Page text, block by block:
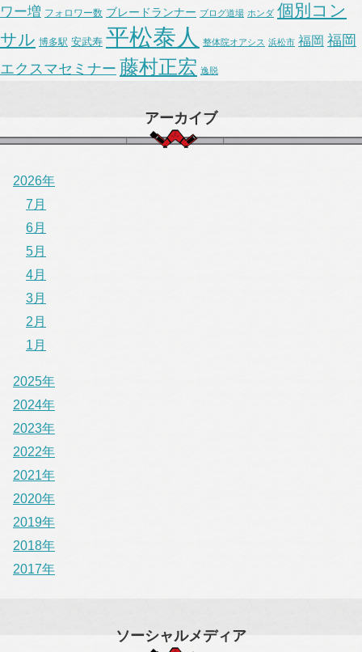
ワー増 フォロワー数 ブレードランナー ブログ道場 ホンダ 個別コン
サル 博多駅 安武寿 平松泰人 整体院オアシス 浜松市 福岡 福岡
エクスマセミナー 藤村正宏 逸脱
アーカイブ
2026年
7月
6月
5月
4月
3月
2月
1月
2025年
2024年
2023年
2022年
2021年
2020年
2019年
2018年
2017年
ソーシャルメディア